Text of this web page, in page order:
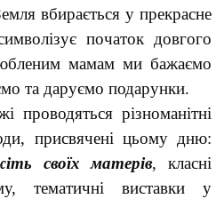
вбирається у прекрасне
початок довгого
мамам ми бажаємо
та даруємо подарунки.
проводяться різноманітні
присвячені цьому дню:
своїх матерів, класні
тематичні виставки у